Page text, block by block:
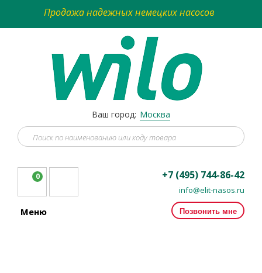
Продажа надежных немецких насосов
Ваш город: Москва
0 +7 (495) 744-86-42
info@elit-nasos.ru
Позвонить мне
Меню